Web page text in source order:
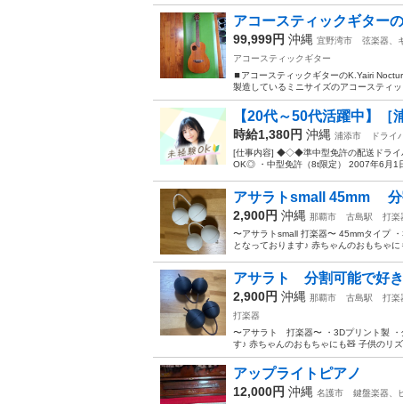
アコースティックギター
99,999円 沖縄 宜野湾市
弦楽器、
アコースティックギター
⏹️アコースティックギターのK.Yairi
製造しているミニサイズのアコースティ
【20代～50代活躍中】
時給1,380円 沖縄 浦添市
ドライ
[仕事内容] ◆◇◆準中型免許の配送ドライ
OK◎ ・中型免許（8t限定） 2007年6月1
アサラトsmall 45mm 分
2,900円 沖縄 那覇市 古島駅
打楽
〜アサラトsmall 打楽器〜 45mmタイプ
となっております♪ 赤ちゃんのおもちゃ
アサラト 分割可能で好
2,900円 沖縄 那覇市 古島駅
打楽
打楽器
〜アサラト 打楽器〜 ・3Dプリント製 ・
す♪ 赤ちゃんのおもちゃにも🧸 子供のリ
アップライトピアノ
12,000円 沖縄 名護市
鍵盤楽器、